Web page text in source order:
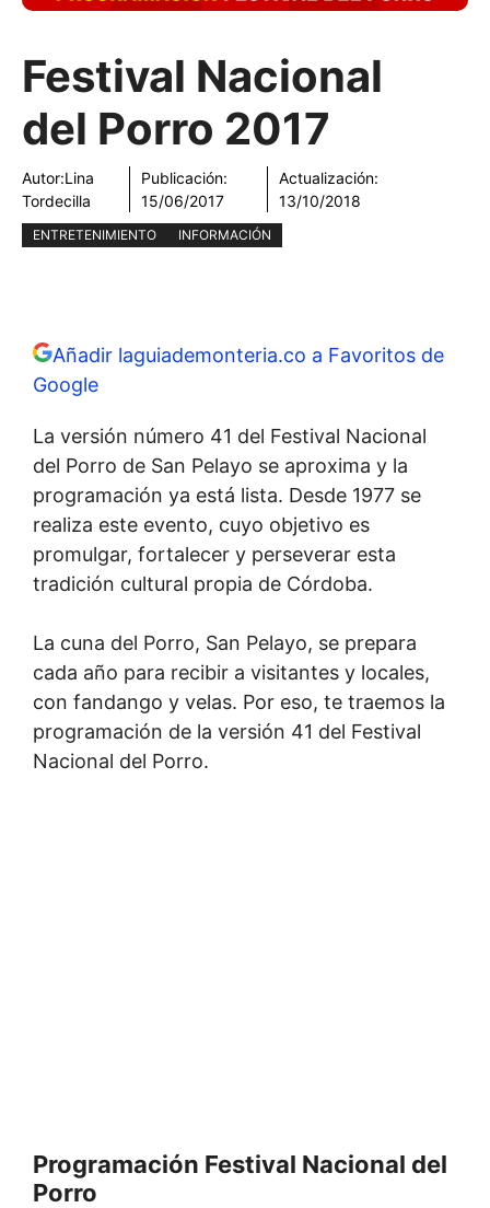
Festival Nacional
del Porro 2017
Autor:Lina
Tordecilla
Publicación:
15/06/2017
Actualización:
13/10/2018
ENTRETENIMIENTO INFORMACIÓN
Añadir laguiademonteria.co a Favoritos de
Google
La versión número 41 del Festival Nacional
del Porro de San Pelayo se aproxima y la
programación ya está lista. Desde 1977 se
realiza este evento, cuyo objetivo es
promulgar, fortalecer y perseverar esta
tradición cultural propia de Córdoba.
La cuna del Porro, San Pelayo, se prepara
cada año para recibir a visitantes y locales,
con fandango y velas. Por eso, te traemos la
programación de la versión 41 del Festival
Nacional del Porro.
Programación Festival Nacional del
Porro